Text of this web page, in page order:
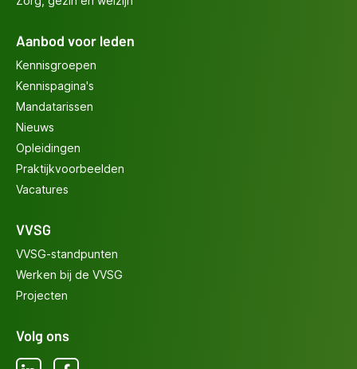
Aanbod voor leden
Kennisgroepen
Kennispagina's
Mandatarissen
Nieuws
Opleidingen
Praktijkvoorbeelden
Vacatures
VVSG
VVSG-standpunten
Werken bij de VVSG
Projecten
Volg ons